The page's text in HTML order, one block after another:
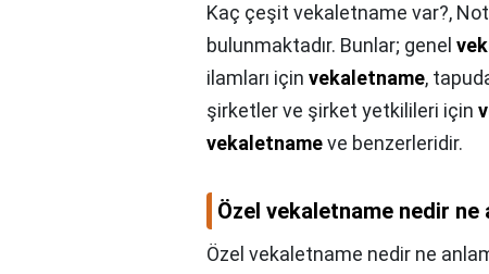
Kaç çeşit vekaletname var?,
bulunmaktadır. Bunlar; genel
ilamları için vekaletname,
şirketler ve şirket yetkilileri için
vekaletnameve benzerleridir.
Özel vekaletname nedir ne
Özel vekaletname nedir ne